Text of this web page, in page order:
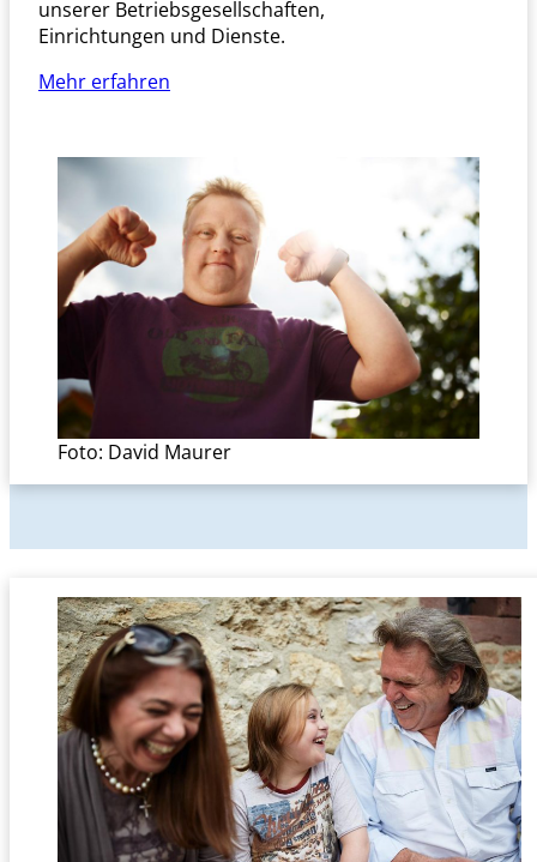
unserer Betriebsgesellschaften,
Einrichtungen und Dienste.
Mehr erfahren
Foto: David Maurer